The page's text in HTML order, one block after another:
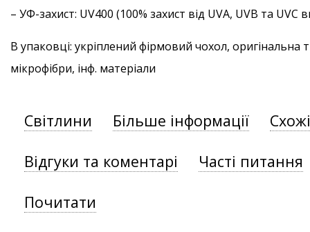
– УФ-захист: UV400 (100% захист від UVA, UVB та
В упаковці: укріплений фірмовий чохол, оригінальна
мікрофібри, інф. матеріали
Світлини Більше інформації
Відгуки та коментарі Часті питання
Почитати